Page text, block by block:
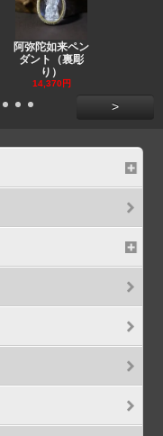
阿弥陀如来ペン
ダント（裏彫
り）
14,370円
>